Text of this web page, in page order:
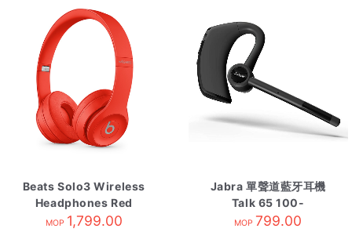
Beats Solo3 Wireless
Headphones Red
MOP 1,799.00
Jabra 單聲道藍牙耳機
Talk 65 100-
98230000-40
MOP 799.00